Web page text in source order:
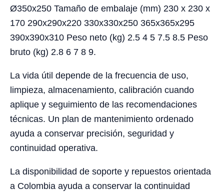
Ø350x250 Tamaño de embalaje (mm) 230 x 230 x
170 290x290x220 330x330x250 365x365x295
390x390x310 Peso neto (kg) 2.5 4 5 7.5 8.5 Peso
bruto (kg) 2.8 6 7 8 9.
La vida útil depende de la frecuencia de uso,
limpieza, almacenamiento, calibración cuando
aplique y seguimiento de las recomendaciones
técnicas. Un plan de mantenimiento ordenado
ayuda a conservar precisión, seguridad y
continuidad operativa.
La disponibilidad de soporte y repuestos orientada
a Colombia ayuda a conservar la continuidad